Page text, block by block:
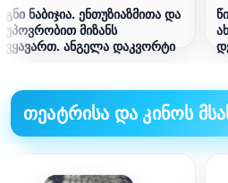
ნაბიჯია. ენთუზიაზმითა და
მიზანს
ანგელა დაკვორტი
თეატრისა და კინოს